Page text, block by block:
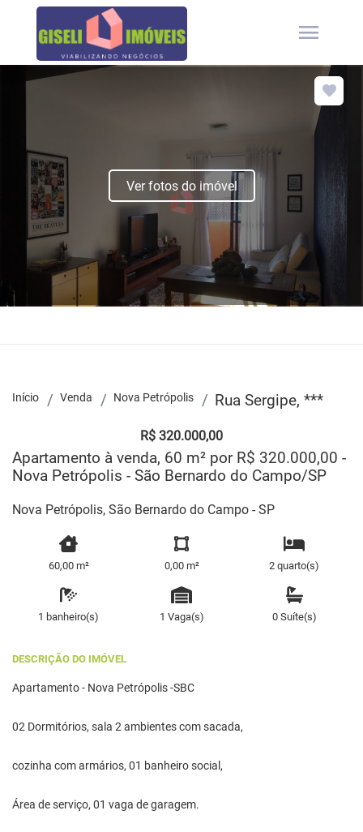
menu
Ver fotos do imóvel
Início Venda Nova Petrópolis Rua Sergipe, ***
R$ 320.000,00
Apartamento à venda, 60 m² por R$ 320.000,00 -
Nova Petrópolis - São Bernardo do Campo/SP
Nova Petrópolis, São Bernardo do Campo - SP
60,00 m² 0,00 m² 2 quarto(s)
1 banheiro(s) 1 Vaga(s) 0 Suíte(s)
DESCRIÇÃO DO IMÓVEL
Apartamento - Nova Petrópolis -SBC
02 Dormitórios, sala 2 ambientes com sacada,
cozinha com armários, 01 banheiro social,
Área de serviço, 01 vaga de garagem.